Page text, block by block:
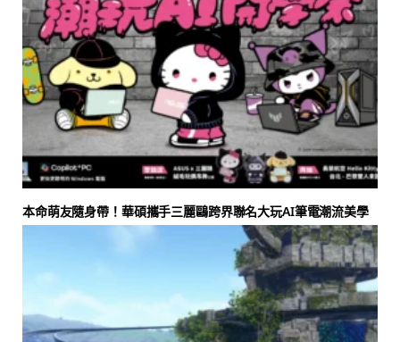
本命萌友隨身帶！華碩攜手三麗鷗跨界聯名大玩AI筆電潮流美學